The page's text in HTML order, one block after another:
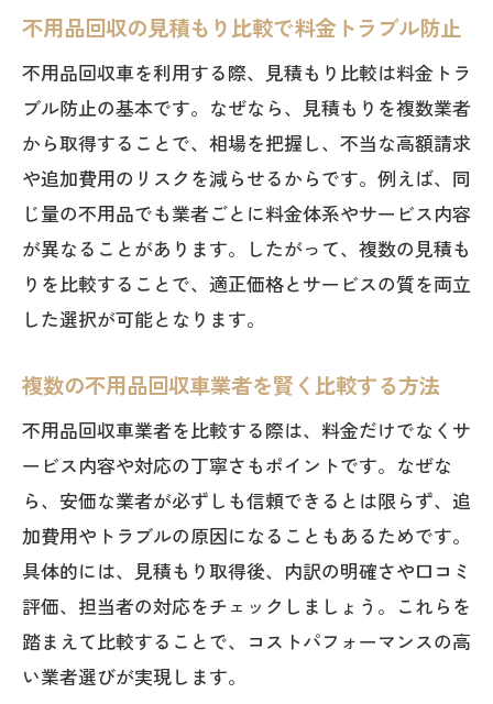
不用品回収の見積もり比較で料金トラブル防止
不用品回収車を利用する際、見積もり比較は料金トラ
ブル防止の基本です。なぜなら、見積もりを複数業者
から取得することで、相場を把握し、不当な高額請求
や追加費用のリスクを減らせるからです。例えば、同
じ量の不用品でも業者ごとに料金体系やサービス内容
が異なることがあります。したがって、複数の見積も
りを比較することで、適正価格とサービスの質を両立
した選択が可能となります。
複数の不用品回収車業者を賢く比較する方法
不用品回収車業者を比較する際は、料金だけでなくサ
ービス内容や対応の丁寧さもポイントです。なぜな
ら、安価な業者が必ずしも信頼できるとは限らず、追
加費用やトラブルの原因になることもあるためです。
具体的には、見積もり取得後、内訳の明確さや口コミ
評価、担当者の対応をチェックしましょう。これらを
踏まえて比較することで、コストパフォーマンスの高
い業者選びが実現します。